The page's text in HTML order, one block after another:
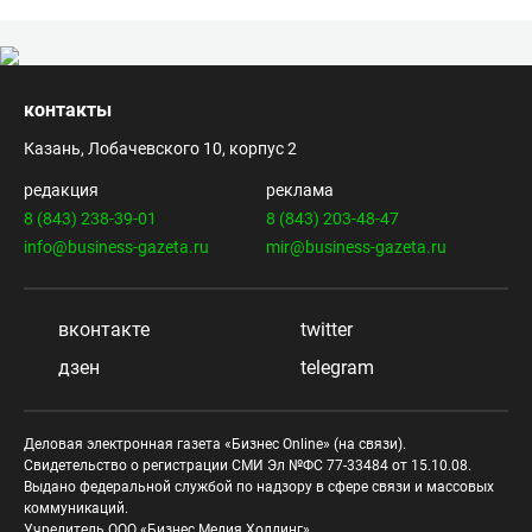
контакты
Казань, Лобачевского 10, корпус 2
редакция
8 (843) 238-39-01
info@business-gazeta.ru
реклама
8 (843) 203-48-47
mir@business-gazeta.ru
вконтакте
twitter
дзен
telegram
Деловая электронная газета «Бизнес Online» (на связи).
Свидетельство о регистрации СМИ Эл №ФС 77-33484 от 15.10.08.
Выдано федеральной службой по надзору в сфере связи и массовых
коммуникаций.